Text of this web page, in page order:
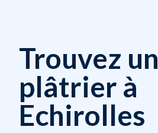
Trouvez un
plâtrier à
Echirolles